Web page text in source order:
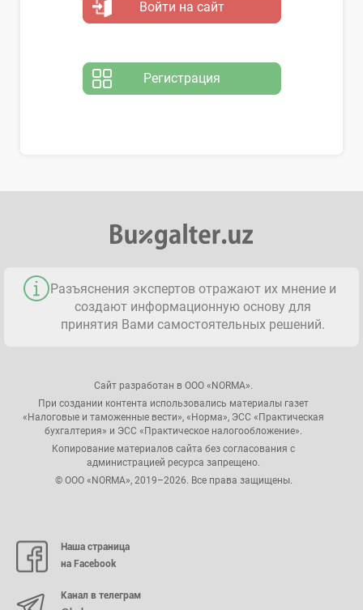
Войти на сайт
Регистрация
Разъяснения экспертов отражают их мнение и
создают информационную основу для
принятия Вами самостоятельных решений.
Сайт разработан в ООО «NORMA».
При создании контента использовались материалы газет
«Налоговые и таможенные вести», «Норма», ЭСС «Практическая
бухгалтерия» и ЭСС «Практическое налогообложение».
Копирование материалов сайта без согласования с
администрацией ресурса запрещено.
© ООО «NORMA», 2019–2026. Все права защищены.
Наша страница
на Facebook
Канал в телеграм